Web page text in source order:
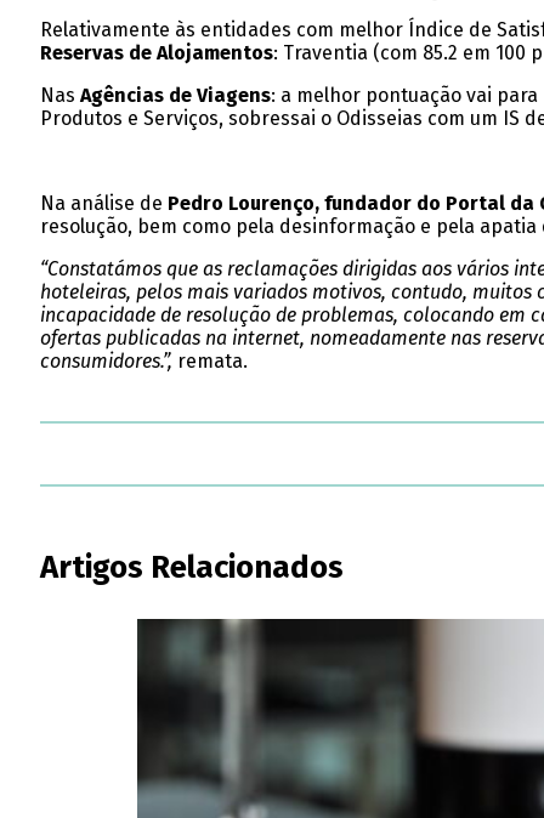
Relativamente às entidades com melhor Índice de
Reservas de Alojamentos: Traventia (com 85.2 em 100
Nas Agências de Viagens: a melhor pontuação vai para
Produtos e Serviços, sobressai o Odisseias com um IS
Na análise de Pedro Lourenço, fundador do Portal da
resolução, bem como pela desinformação e pela
“Constatámos que as reclamações dirigidas aos vários
hoteleiras, pelos mais variados motivos, contudo,
incapacidade de resolução de problemas, colocando em
ofertas publicadas na internet, nomeadamente nas
consumidores.”, remata.
Artigos Relacionados